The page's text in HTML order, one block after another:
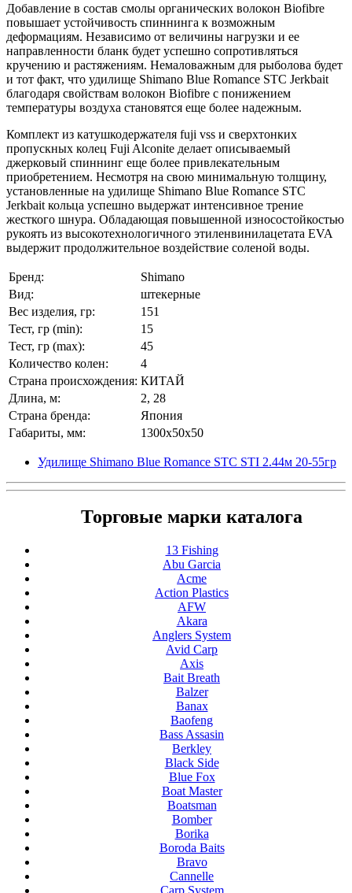
Добавление в состав смолы органических волокон Biofibre
повышает устойчивость спиннинга к возможным
деформациям. Независимо от величины нагрузки и ее
направленности бланк будет успешно сопротивляться
кручению и растяжениям. Немаловажным для рыболова будет
и тот факт, что удилище Shimano Blue Romance STC Jerkbait
благодаря свойствам волокон Biofibre с понижением
температуры воздуха становятся еще более надежным.
Комплект из катушкодержателя fuji vss и сверхтонких
пропускных колец Fuji Alconite делает описываемый
джерковый спиннинг еще более привлекательным
приобретением. Несмотря на свою минимальную толщину,
установленные на удилище Shimano Blue Romance STC
Jerkbait кольца успешно выдержат интенсивное трение
жесткого шнура. Обладающая повышенной износостойкостью
рукоять из высокотехнологичного этиленвинилацетата EVA
выдержит продолжительное воздействие соленой воды.
Бренд:
Shimano
Вид:
штекерные
Вес изделия, гр:
151
Тест, гр (min):
15
Тест, гр (max):
45
Количество колен:
4
Страна происхождения: КИТАЙ
Длина, м:
2, 28
Страна бренда:
Япония
Габариты, мм:
1300x50x50
Удилище Shimano Blue Romance STC STI 2.44м 20-55гр
Торговые марки каталога
13 Fishing
Abu Garcia
Acme
Action Plastics
AFW
Akara
Anglers System
Avid Carp
Axis
Bait Breath
Balzer
Banax
Baofeng
Bass Assasin
Berkley
Black Side
Blue Fox
Boat Master
Boatsman
Bomber
Borika
Boroda Baits
Bravo
Cannelle